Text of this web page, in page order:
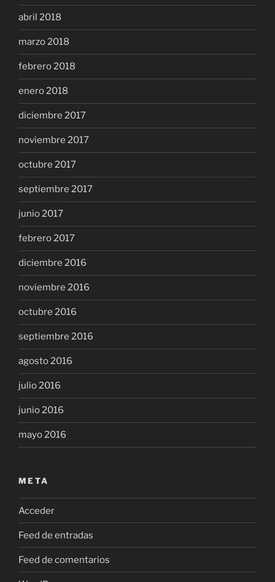
abril 2018
marzo 2018
febrero 2018
enero 2018
diciembre 2017
noviembre 2017
octubre 2017
septiembre 2017
junio 2017
febrero 2017
diciembre 2016
noviembre 2016
octubre 2016
septiembre 2016
agosto 2016
julio 2016
junio 2016
mayo 2016
META
Acceder
Feed de entradas
Feed de comentarios